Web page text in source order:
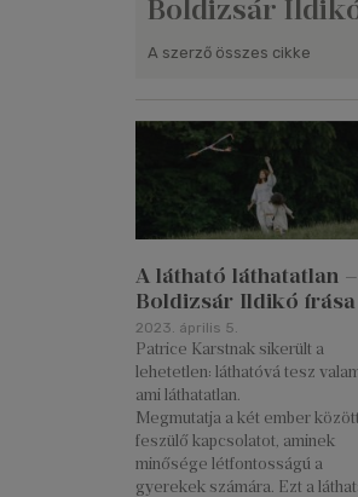
Boldizsár
A szerző összes cikke
A látható láthatatlan –
Boldizsár Ildikó írása
2023. április 5.
Patrice Karstnak sikerült a
lehetetlen: láthatóvá tesz
ami láthatatlan.
Megmutatja a két ember között
feszülő kapcsolatot, aminek
minősége létfontosságú a
gyerekek számára. Ezt a